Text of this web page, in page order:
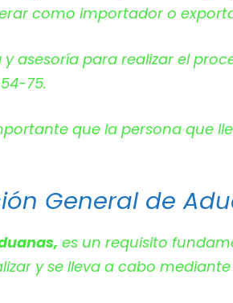
como importador o
asesoría para realizar el
75.
que la persona que
General de
es un requisito
y se lleva a cabo